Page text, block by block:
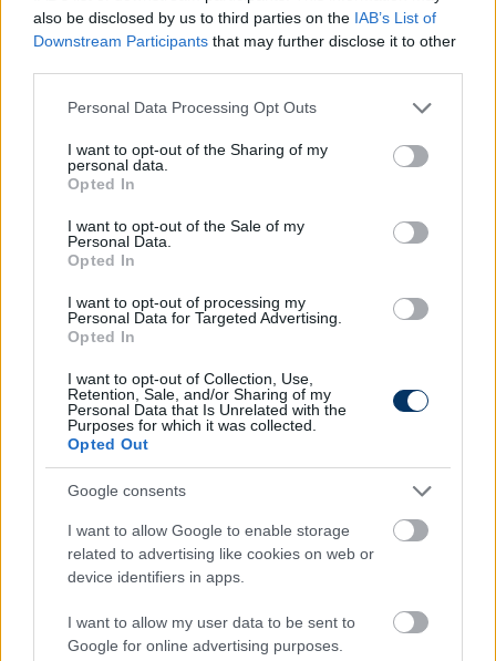
also be disclosed by us to third parties on the IAB’s List of
Downstream Participants that may further disclose it to other
Please note that this website/app uses one or more Google
not limited to your visit or usage behaviour. You may click to
grant or deny consent to Google and its third-party tags to
use your data for below specified purposes in below Google
consent section.
Personal Data Processing Opt Outs
I want to opt-out of the Sharing of my
personal data.
Opted In
I want to opt-out of the Sale of my
Personal Data.
Opted In
I want to opt-out of processing my
Personal Data for Targeted Advertising.
Opted In
I want to opt-out of Collection, Use,
Retention, Sale, and/or Sharing of my
Personal Data that Is Unrelated with the
Purposes for which it was collected.
Opted Out
Google consents
I want to allow Google to enable storage
related to advertising like cookies on web or
device identifiers in apps.
I want to allow my user data to be sent to
Google for online advertising purposes.
Szerettünk volna tisztábban játszani, többet
birtokolni a labdát, ma viszont ez lehetetlen
ellenfél.
A Slavia az elmúlt másfél évben nagyon-nagyon
fegyvertény az, hogy sikerült ezen az akadályon is
átjutnunk. Van még egy új esély így előttünk a BL-
ben, ami akár szintén lehet majd meglepetés.
Meglátjuk, hogy svájci, vagy román csapattal
kerülünk-e össze a következő körben.
Úgy gondolom, hogy könnyebb biztosan nem lesz a
következő selejtező sem, hiszen a svájci bajnok is
nagyon nagy tapasztalattal rendelkezik, kemény
csapatok ellen játszhatott már, mint ahogy a Slavia
elleni két találkozónk is egy nagyon-nagyon erős
ellenfél ellen zajlott.
Igazából nagyon szeretem azt a fajta játékstílust,
amit a Slavia képvisel, rendkívül fizikális, de nagyon
technikás játék is egyben. Nagyon örülünk, hogy
továbbjutottunk, mostantól kezdve viszont